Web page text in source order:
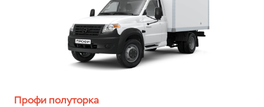
Профи полуторка